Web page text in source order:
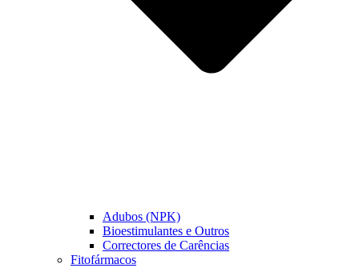
Adubos (NPK)
Bioestimulantes e Outros
Correctores de Carências
Fitofármacos